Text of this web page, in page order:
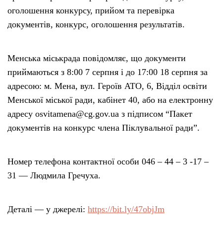
оголошення конкурсу, прийом та перевірка
документів, конкурс, оголошення результатів.
Менська міськрада повідомляє, що документи
приймаються з 8:00 7 серпня і до 17:00 18 серпня за
адресою: м. Мена, вул. Героїв АТО, 6, Відділ освіти
Менської міської ради, кабінет 40, або на електронну
адресу osvitamena@cg.gov.ua з підписом “Пакет
документів на конкурс члена Піклувальної ради”.
Номер телефона контактної особи 046 – 44 – 3 -17 –
31 — Людмила Гречуха.
Деталі — у джерелі: https://bit.ly/47objJm